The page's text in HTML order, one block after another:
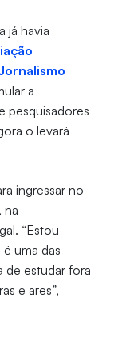
já havia
a
pesquisadores
o levará
ingressar no
na
“Estou
uma das
de estudar fora
e ares”,